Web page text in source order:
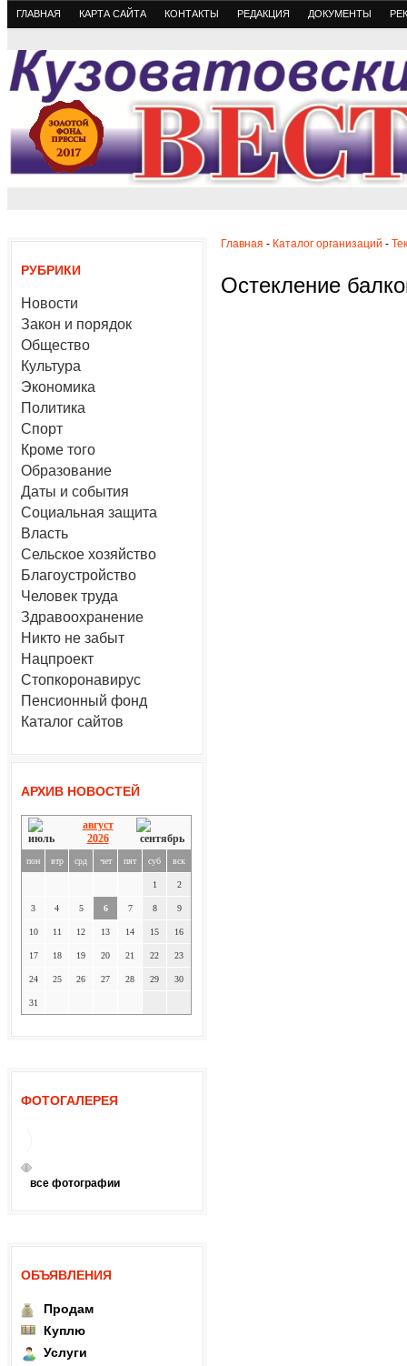
ГЛАВНАЯ КАРТА САЙТА КОНТАКТЫ РЕДАКЦИЯ ДОКУМЕНТЫ
РУБРИКИ
Новости
Закон и порядок
Общество
Культура
Экономика
Политика
Спорт
Кроме того
Образование
Даты и события
Социальная защита
Власть
Сельское хозяйство
Благоустройство
Человек труда
Здравоохранение
Никто не забыт
Нацпроект
Стопкоронавирус
Пенсионный фонд
Каталог сайтов
АРХИВ НОВОСТЕЙ
август
2026
пон втр срд чет пят суб вск
1 2
3 4 5 6 7 8 9
10 11 12 13 14 15 16
17 18 19 20 21 22 23
24 25 26 27 28 29 30
31
ФОТОГАЛЕРЕЯ
все фотографии
ОБЪЯВЛЕНИЯ
Продам
Куплю
Услуги
Главная - Каталог организаций -
Остекление